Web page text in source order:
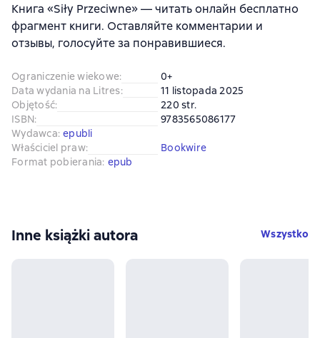
Книга «Siły Przeciwne» — читать онлайн бесплатно
фрагмент книги. Оставляйте комментарии и
отзывы, голосуйте за понравившиеся.
Ograniczenie wiekowe:
0+
Data wydania na Litres:
11 listopada 2025
Objętość:
220 str.
ISBN:
9783565086177
Wydawca: epubli
Właściciel praw:
Bookwire
Format pobierania: epub
Inne książki autora Wszystko